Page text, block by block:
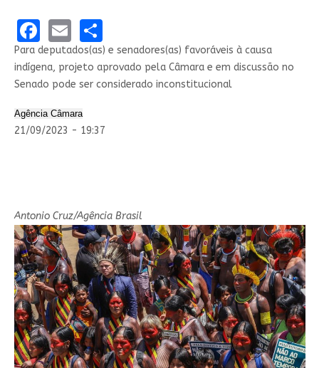
Facebook
EmailShare
Para deputados(as) e senadores(as) favoráveis à causa
indígena, projeto aprovado pela Câmara e em discussão no
Senado pode ser considerado inconstitucional
Agência Câmara
21/09/2023 - 19:37
Antonio Cruz/Agência Brasil